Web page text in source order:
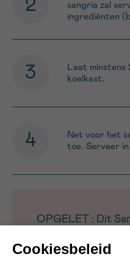
sangria zal
ingrediënten
Laat
koelkast.
Net voor het
toe. Serveer in
OPGELET : Dit
aan calorieën en/
uitgewerkt voor